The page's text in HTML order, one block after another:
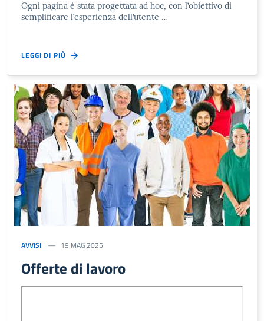
Ogni pagina è stata progettata ad hoc, con l’obiettivo di
semplificare l’esperienza dell’utente …
LEGGI DI PIÙ
AVVISI 19 MAG 2025
Offerte di lavoro